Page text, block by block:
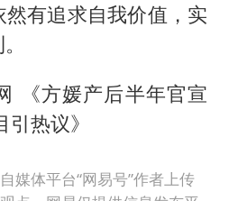
有追求自我价值，实
《方媛产后半年官宣
热议》
媒体平台“网易号”作者上传